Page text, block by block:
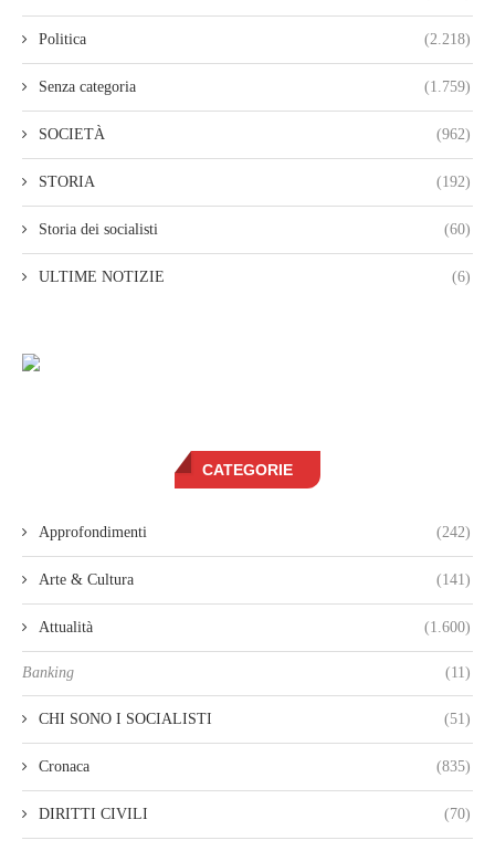
Politica (2.218)
Senza categoria (1.759)
SOCIETÀ (962)
STORIA (192)
Storia dei socialisti (60)
ULTIME NOTIZIE (6)
CATEGORIE
Approfondimenti (242)
Arte & Cultura (141)
Attualità (1.600)
Banking (11)
CHI SONO I SOCIALISTI (51)
Cronaca (835)
DIRITTI CIVILI (70)